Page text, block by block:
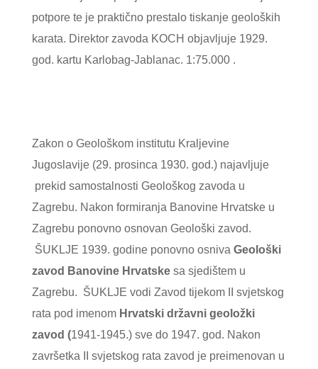
potpore te je praktično prestalo tiskanje geoloških
karata. Direktor zavoda KOCH objavljuje 1929.
god. kartu Karlobag-Jablanac. 1:75.000 .
Zakon o Geološkom institutu Kraljevine
Jugoslavije (29. prosinca 1930. god.) najavljuje
prekid samostalnosti Geološkog zavoda u
Zagrebu. Nakon formiranja Banovine Hrvatske u
Zagrebu ponovno osnovan Geološki zavod.
ŠUKLJE 1939. godine ponovno osniva Geološki
zavod Banovine Hrvatskesa sjedištem u
Zagrebu. ŠUKLJE vodi Zavod tijekom II svjetskog
rata pod imenom Hrvatski državni geoložki
zavod (1941-1945.) sve do 1947. god. Nakon
završetka II svjetskog rata zavod je preimenovan u